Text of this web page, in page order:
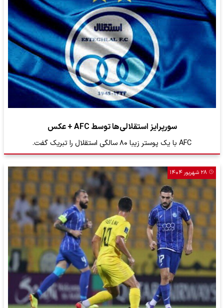
سورپرایز استقلالی‌ها توسط AFC + عکس
AFC با یک پوستر زیبا ۸۰ سالگی استقلال را تبریک گفت.
۲۸ شهریور ۱۴۰۴